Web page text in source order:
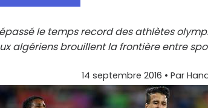
le temps record des athlètes
algériens brouillent la frontière entre
14 septembre 2016 • Par